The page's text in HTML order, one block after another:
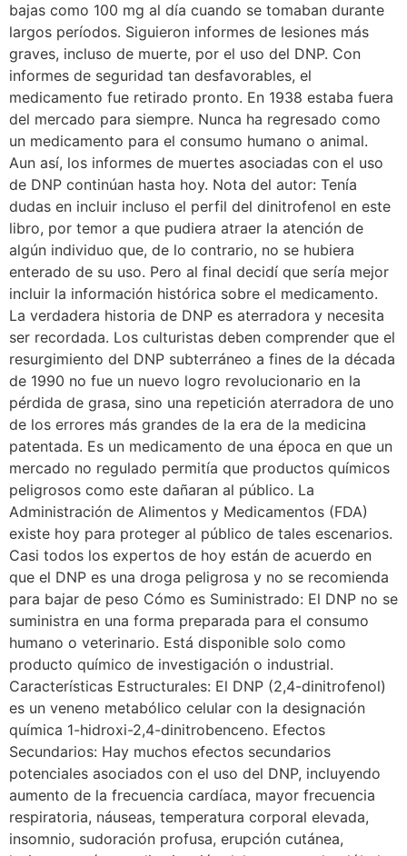
bajas como 100 mg al día cuando se tomaban durante
largos períodos. Siguieron informes de lesiones más
graves, incluso de muerte, por el uso del DNP. Con
informes de seguridad tan desfavorables, el
medicamento fue retirado pronto. En 1938 estaba fuera
del mercado para siempre. Nunca ha regresado como
un medicamento para el consumo humano o animal.
Aun así, los informes de muertes asociadas con el uso
de DNP continúan hasta hoy. Nota del autor: Tenía
dudas en incluir incluso el perfil del dinitrofenol en este
libro, por temor a que pudiera atraer la atención de
algún individuo que, de lo contrario, no se hubiera
enterado de su uso. Pero al final decidí que sería mejor
incluir la información histórica sobre el medicamento.
La verdadera historia de DNP es aterradora y necesita
ser recordada. Los culturistas deben comprender que el
resurgimiento del DNP subterráneo a fines de la década
de 1990 no fue un nuevo logro revolucionario en la
pérdida de grasa, sino una repetición aterradora de uno
de los errores más grandes de la era de la medicina
patentada. Es un medicamento de una época en que un
mercado no regulado permitía que productos químicos
peligrosos como este dañaran al público. La
Administración de Alimentos y Medicamentos (FDA)
existe hoy para proteger al público de tales escenarios.
Casi todos los expertos de hoy están de acuerdo en
que el DNP es una droga peligrosa y no se recomienda
para bajar de peso Cómo es Suministrado: El DNP no se
suministra en una forma preparada para el consumo
humano o veterinario. Está disponible solo como
producto químico de investigación o industrial.
Características Estructurales: El DNP (2,4-dinitrofenol)
es un veneno metabólico celular con la designación
química 1-hidroxi-2,4-dinitrobenceno. Efectos
Secundarios: Hay muchos efectos secundarios
potenciales asociados con el uso del DNP, incluyendo
aumento de la frecuencia cardíaca, mayor frecuencia
respiratoria, náuseas, temperatura corporal elevada,
insomnio, sudoración profusa, erupción cutánea,